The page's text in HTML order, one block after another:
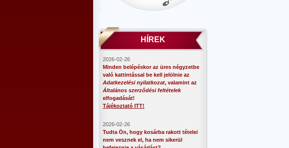
HÍREK
2026-02-26
Minden belépéskor az üres négyzetbe
való kattintással be kell jelölnie az
Adatkezelési nyilatkozat, valamint az
Általános szerződési feltételek
elfogadását!
Tájékoztató ITT!
2026-02-26
Tudta Ön, hogy kosárba rakott tételei
nem vesznek el, ha nem sikerül